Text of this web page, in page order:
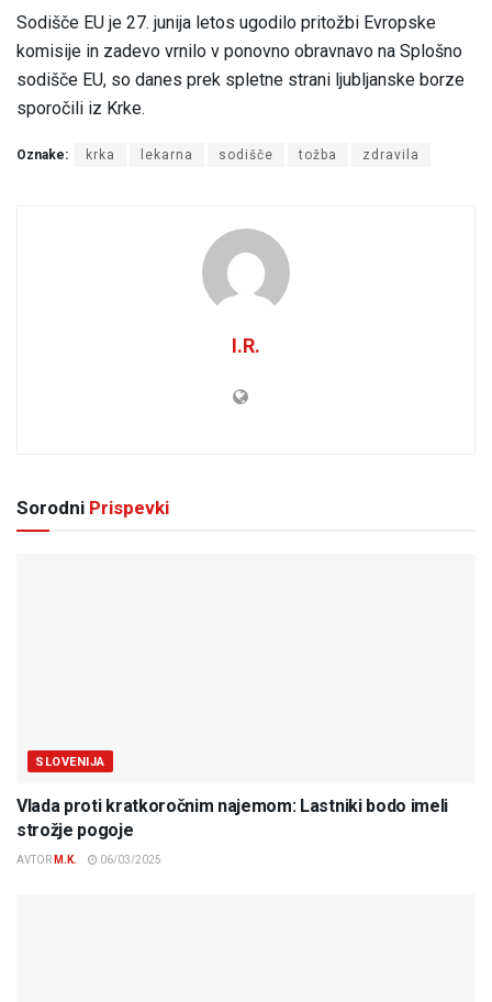
Sodišče EU je 27. junija letos ugodilo pritožbi Evropske
komisije in zadevo vrnilo v ponovno obravnavo na Splošno
sodišče EU, so danes prek spletne strani ljubljanske borze
sporočili iz Krke.
Oznake: krka lekarna sodišče tožba zdravila
I.R.
Sorodni Prispevki
SLOVENIJA
Vlada proti kratkoročnim najemom: Lastniki bodo imeli
strožje pogoje
AVTOR M.K. 06/03/2025